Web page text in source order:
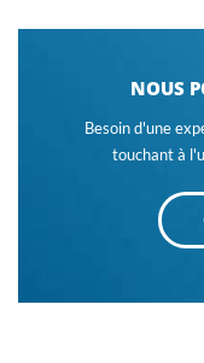
NOUS
Besoin d'une
touchant à